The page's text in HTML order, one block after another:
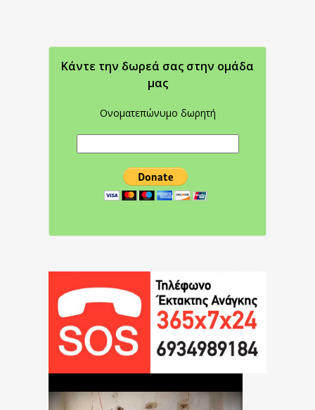
Κάντε την δωρεά σας στην oμάδα
μας
Ονοματεπώνυμο δωρητή